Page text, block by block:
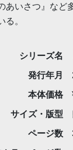
あいさつ』など
る。
シリーズ名
発行年月
本体価格
サイズ・版型
ページ数